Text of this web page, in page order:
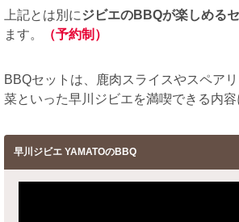
上記とは別にジビエのBBQが楽しめる
ます。
（予約制）
BBQセットは、鹿肉スライスやスペア
菜といった早川ジビエを満喫できる内容
早川ジビエ YAMATOのBBQ